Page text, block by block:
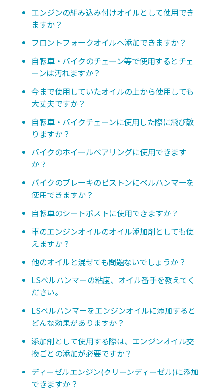
エンジンの組み込み付けオイルとして使用でき
ますか？
フロントフォークオイルへ添加できますか？
自転車・バイクのチェーン等で使用するとチェ
ーンは汚れますか？
今まで使用していたオイルの上から使用しても
大丈夫ですか？
自転車・バイクチェーンに使用した際に飛び散
りますか？
バイクのホイールベアリングに使用できます
か？
バイクのブレーキのピストンにベルハンマーを
使用できますか？
自転車のシートポストに使用できますか？
車のエンジンオイルのオイル添加剤としても使
えますか？
他のオイルと混ぜても問題ないでしょうか？
LSベルハンマーの粘度、オイル番手を教えてく
ださい。
LSベルハンマーをエンジンオイルに添加すると
どんな効果がありますか？
添加剤として使用する際は、エンジンオイル交
換ごとの添加が必要ですか？
ディーゼルエンジン(クリーンディーゼル)に添加
できますか？